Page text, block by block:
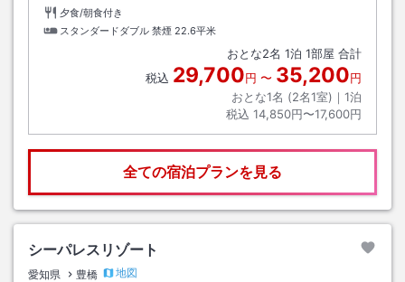
夕食/朝食付き
スタンダードダブル 禁煙 22.6平米
おとな2名 1泊 1部屋 合計
税込 29,700円 〜 35,200円
おとな1名 (2名1室)｜ 1泊
税込 14,850円〜17,600円
全ての宿泊プランを見る
シーパレスリゾート
愛知県 豊橋
地図